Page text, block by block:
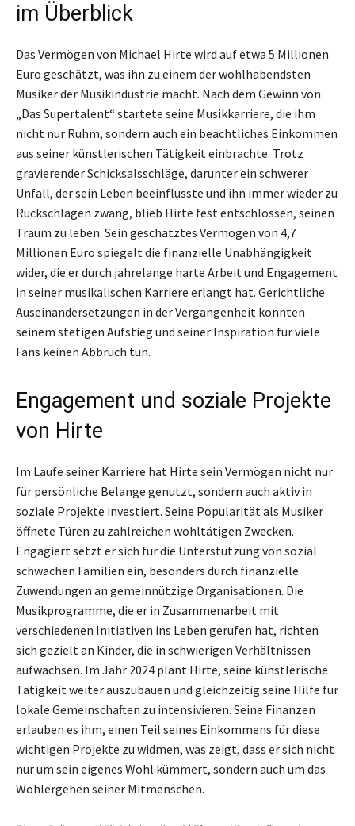
im Überblick
Das Vermögen von Michael Hirte wird auf etwa 5 Millionen
Euro geschätzt, was ihn zu einem der wohlhabendsten
Musiker der Musikindustrie macht. Nach dem Gewinn von
„Das Supertalent“ startete seine Musikkarriere, die ihm
nicht nur Ruhm, sondern auch ein beachtliches Einkommen
aus seiner künstlerischen Tätigkeit einbrachte. Trotz
gravierender Schicksalsschläge, darunter ein schwerer
Unfall, der sein Leben beeinflusste und ihn immer wieder zu
Rückschlägen zwang, blieb Hirte fest entschlossen, seinen
Traum zu leben. Sein geschätztes Vermögen von 4,7
Millionen Euro spiegelt die finanzielle Unabhängigkeit
wider, die er durch jahrelange harte Arbeit und Engagement
in seiner musikalischen Karriere erlangt hat. Gerichtliche
Auseinandersetzungen in der Vergangenheit konnten
seinem stetigen Aufstieg und seiner Inspiration für viele
Fans keinen Abbruch tun.
Engagement und soziale Projekte
von Hirte
Im Laufe seiner Karriere hat Hirte sein Vermögen nicht nur
für persönliche Belange genutzt, sondern auch aktiv in
soziale Projekte investiert. Seine Popularität als Musiker
öffnete Türen zu zahlreichen wohltätigen Zwecken.
Engagiert setzt er sich für die Unterstützung von sozial
schwachen Familien ein, besonders durch finanzielle
Zuwendungen an gemeinnützige Organisationen. Die
Musikprogramme, die er in Zusammenarbeit mit
verschiedenen Initiativen ins Leben gerufen hat, richten
sich gezielt an Kinder, die in schwierigen Verhältnissen
aufwachsen. Im Jahr 2024 plant Hirte, seine künstlerische
Tätigkeit weiter auszubauen und gleichzeitig seine Hilfe für
lokale Gemeinschaften zu intensivieren. Seine Finanzen
erlauben es ihm, einen Teil seines Einkommens für diese
wichtigen Projekte zu widmen, was zeigt, dass er sich nicht
nur um sein eigenes Wohl kümmert, sondern auch um das
Wohlergehen seiner Mitmenschen.